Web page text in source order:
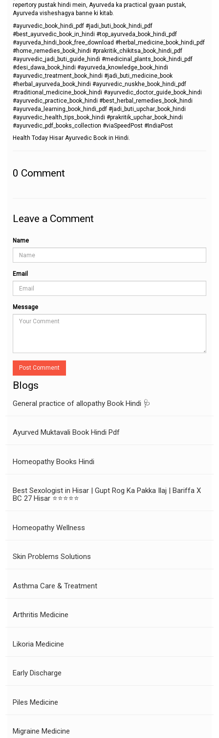
repertory pustak hindi mein, Ayurveda ka practical gyaan pustak,
Ayurveda visheshagya banne ki kitab.
#ayurvedic_book_hindi_pdf #jadi_buti_book_hindi_pdf
#best_ayurvedic_book_in_hindi #top_ayurveda_book_hindi_pdf
#ayurveda_hindi_book_free_download #herbal_medicine_book_hindi_pdf
#home_remedies_book_hindi #prakritik_chikitsa_book_hindi_pdf
#ayurvedic_jadi_buti_guide_hindi #medicinal_plants_book_hindi_pdf
#desi_dawa_book_hindi #ayurveda_knowledge_book_hindi
#ayurvedic_treatment_book_hindi #jadi_buti_medicine_book
#herbal_ayurveda_book_hindi #ayurvedic_nuskhe_book_hindi_pdf
#traditional_medicine_book_hindi #ayurvedic_doctor_guide_book_hindi
#ayurvedic_practice_book_hindi #best_herbal_remedies_book_hindi
#ayurveda_learning_book_hindi_pdf #jadi_buti_upchar_book_hindi
#ayurvedic_health_tips_book_hindi #prakritik_upchar_book_hindi
#ayurvedic_pdf_books_collection #viaSpeedPost #IndiaPost
Health Today Hisar Ayurvedic Book in Hindi.
0 Comment
Leave a Comment
Name
Email
Message
Post Comment
Blogs
General practice of allopathy Book Hindi 🩺
Ayurved Muktavali Book Hindi Pdf
Homeopathy Books Hindi
Best Sexologist in Hisar | Gupt Rog Ka Pakka Ilaj | Bariffa X
BC 27 Hisar ⭐⭐⭐⭐⭐
Homeopathy Wellness
Skin Problems Solutions
Asthma Care & Treatment
Arthritis Medicine
Likoria Medicine
Early Discharge
Piles Medicine
Migraine Medicine